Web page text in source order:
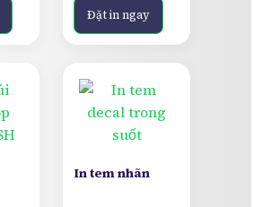
Đặt in ngay
In tem nhãn